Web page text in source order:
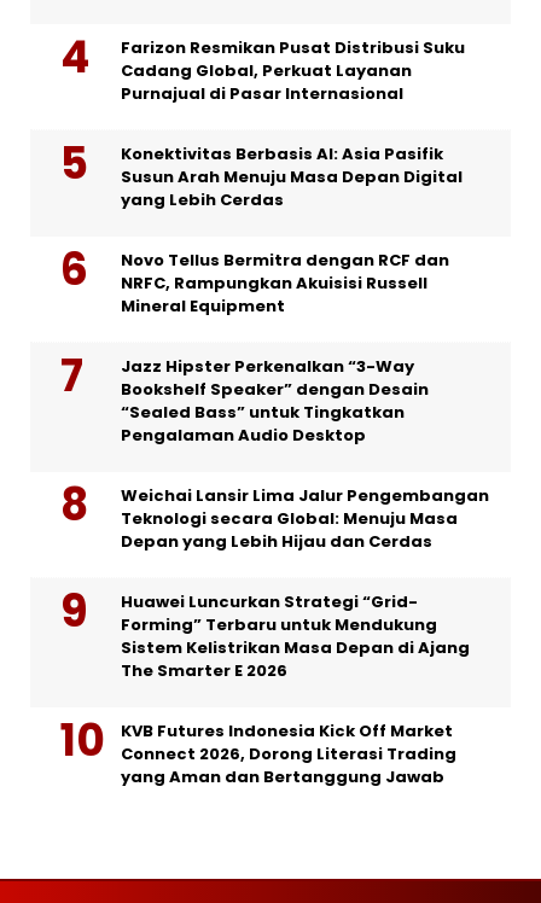
Farizon Resmikan Pusat Distribusi Suku
Cadang Global, Perkuat Layanan
Purnajual di Pasar Internasional
Konektivitas Berbasis AI: Asia Pasifik
Susun Arah Menuju Masa Depan Digital
yang Lebih Cerdas
Novo Tellus Bermitra dengan RCF dan
NRFC, Rampungkan Akuisisi Russell
Mineral Equipment
Jazz Hipster Perkenalkan “3-Way
Bookshelf Speaker” dengan Desain
“Sealed Bass” untuk Tingkatkan
Pengalaman Audio Desktop
Weichai Lansir Lima Jalur Pengembangan
Teknologi secara Global: Menuju Masa
Depan yang Lebih Hijau dan Cerdas
Huawei Luncurkan Strategi “Grid-
Forming” Terbaru untuk Mendukung
Sistem Kelistrikan Masa Depan di Ajang
The Smarter E 2026
KVB Futures Indonesia Kick Off Market
Connect 2026, Dorong Literasi Trading
yang Aman dan Bertanggung Jawab